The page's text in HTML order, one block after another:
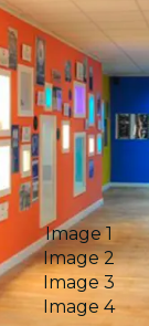
Image 1
Image 2
Image 3
Image 4